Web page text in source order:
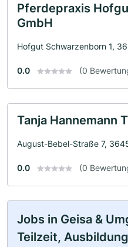
Pferdepraxis
GmbH
Hofgut Schwarzenborn 1,
0.0 (0
Tanja Hannemann
August-Bebel-Straße 7,
0.0 (0
Jobs in Geisa &
Teilzeit,